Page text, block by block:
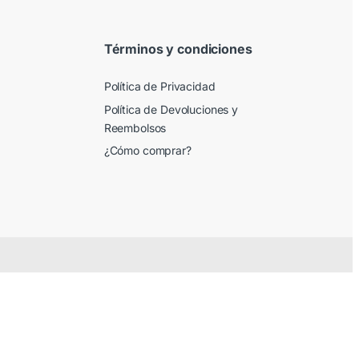
Términos y condiciones
Política de Privacidad
Política de Devoluciones y
Reembolsos
¿Cómo comprar?